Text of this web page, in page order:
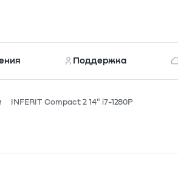
Поддержка
INFERIT Compact 2 14" i7-1280P